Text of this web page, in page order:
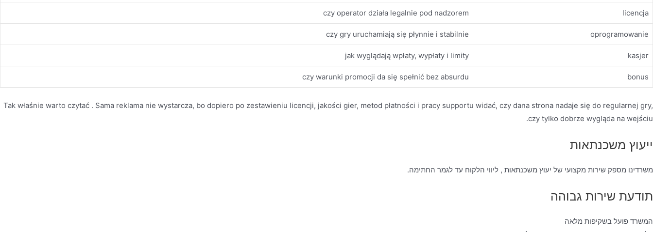
licencja
czy operator działa legalnie pod nadzorem
oprogramowanie
czy gry uruchamiają się płynnie i stabilnie
kasjer
jak wyglądają wpłaty, wypłaty i limity
bonus
czy warunki promocji da się spełnić bez absurdu
Tak właśnie warto czytać . Sama reklama nie wystarcza, bo dopiero po zestawieniu licencji, jakości gier, metod płatności i pracy supportu widać, czy dana strona nadaje się do regularnej gry,
czy tylko dobrze wygląda na wejściu.
ייעוץ משכנתאות
משרדינו מספק שירות מקצועי של יעוץ משכנתאות , ליווי הלקוח עד לגמר החתימה.
תודעת שירות גבוהה
המשרד פועל בשקיפות מלאה